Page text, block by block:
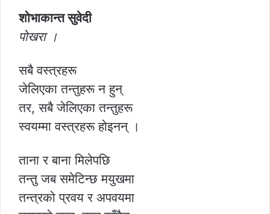
शोभाकान्त सुवेदी
पोखरा ।
सबै वस्त्रहरू
जेलिएका तन्तुहरू न हुन्
तर, सबै जेलिएका तन्तुहरू
स्वयम्मा वस्त्रहरू होइनन् ।
ताना र बाना मिलेपछि
तन्तु जब समेटिन्छ मयुखमा
तन्त्रको प्रवय र अपवयमा